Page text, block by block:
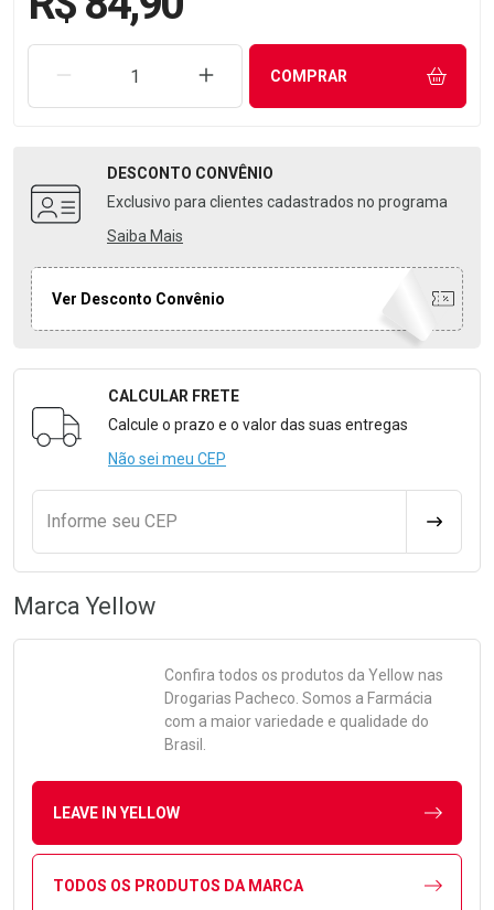
REMOVER UMA UNIDADEAUMENTAR UMA UNIDADE
COMPRAR
DESCONTO CONVÊNIO
Exclusivo para clientes cadastrados no programa
Saiba Mais
Ver Desconto Convênio
Formulário para Calcular o Frete
CALCULAR FRETE
Calcule o prazo e o valor das suas entregas
Não sei meu CEP
Informe seu CEP
Marca Yellow
Confira todos os produtos da Yellow nas
Drogarias Pacheco. Somos a Farmácia
com a maior variedade e qualidade do
Brasil.
LEAVE IN YELLOW
TODOS OS PRODUTOS DA MARCA